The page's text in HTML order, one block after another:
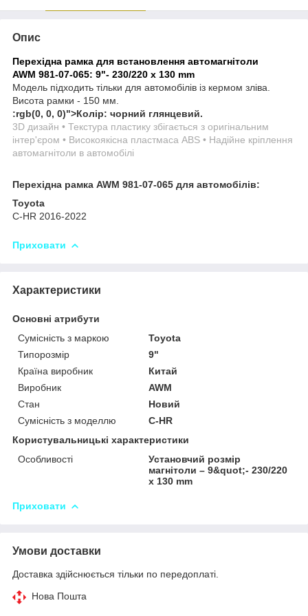
Опис
Перехідна рамка для встановлення автомагнітоли
AWM 981-07-065: 9"- 230/220 х 130 mm
Модель підходить тільки для автомобілів із кермом зліва.
Висота рамки - 150 мм.
:rgb(0, 0, 0)">Колір: чорний глянцевий.
3D дизайн • Текстура пластику збігається з оригінальним
інтер'єром • Високоякісна пластмаса ABS • Надійне кріплення
автомагнітоли в автомобілі
Перехідна рамка AWM 981-07-065 для автомобілів:
Toyota
C-HR 2016-2022
Приховати
Характеристики
Основні атрибути
Сумісність з маркою
Toyota
Типорозмір
9"
Країна виробник
Китай
Виробник
AWM
Стан
Новий
Сумісність з моделлю
C-HR
Користувальницькі характеристики
Особливості
Установчий розмір
магнітоли – 9&quot;- 230/220
х 130 mm
Приховати
Умови доставки
Доставка здійснюється тільки по передоплаті.
Нова Пошта